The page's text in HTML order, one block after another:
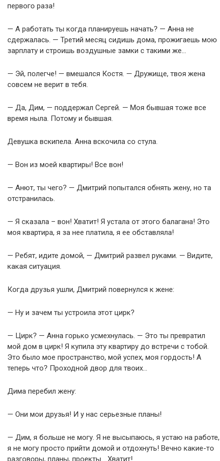
первого раза!
— А работать ты когда планируешь начать? — Анна не
сдержалась. — Третий месяц сидишь дома, прожигаешь мою
зарплату и строишь воздушные замки с такими же…
— Эй, полегче! — вмешался Костя. — Дружище, твоя жена
совсем не верит в тебя.
— Да, Дим, — поддержал Сергей. — Моя бывшая тоже все
время ныла. Потому и бывшая.
Девушка вскипела. Анна вскочила со стула.
— Вон из моей квартиры! Все вон!
— Анют, ты чего? — Дмитрий попытался обнять жену, но та
отстранилась.
— Я сказала – вон! Хватит! Я устала от этого балагана! Это
моя квартира, я за нее платила, я ее обставляла!
— Ребят, идите домой, — Дмитрий развел руками. — Видите,
какая ситуация.
Когда друзья ушли, Дмитрий повернулся к жене:
— Ну и зачем ты устроила этот цирк?
— Цирк? — Анна горько усмехнулась. — Это ты превратил
мой дом в цирк! Я купила эту квартиру до встречи с тобой.
Это было мое пространство, мой успех, моя гордость! А
теперь что? Проходной двор для твоих…
Дима перебил жену:
— Они мои друзья! И у нас серьезные планы!
— Дим, я больше не могу. Я не высыпаюсь, я устаю на работе,
я не могу просто прийти домой и отдохнуть! Вечно какие-то
разговоры, планы, проекты… Хватит!